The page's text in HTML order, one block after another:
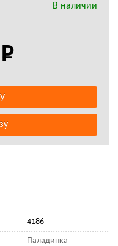
В наличии
4186
Паладинка